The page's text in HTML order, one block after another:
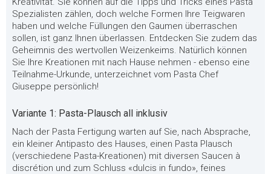
Spezialisten zählen, doch welche Formen Ihre Teigwaren
haben und welche Füllungen den Gaumen überraschen
sollen, ist ganz Ihnen überlassen. Entdecken Sie zudem das
Geheimnis des wertvollen Weizenkeims. Natürlich können
Sie Ihre Kreationen mit nach Hause nehmen - ebenso eine
Teilnahme-Urkunde, unterzeichnet vom Pasta Chef
Giuseppe persönlich!
Variante 1: Pasta-Plausch all inklusiv
Nach der Pasta Fertigung warten auf Sie, nach Absprache,
ein kleiner Antipasto des Hauses, einen Pasta Plausch
(verschiedene Pasta-Kreationen) mit diversen Saucen à
discrétion und zum Schluss «dulcis in fundo», feines